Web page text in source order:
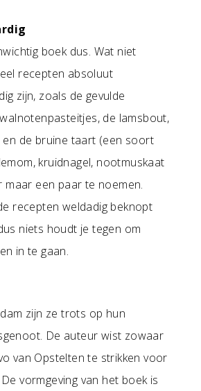
boek dus. Wat niet
recepten absoluut
zijn, zoals de gevulde
de lamsbout,
de bruine taart (een soort
kruidnagel, nootmuskaat
maar een paar te noemen.
recepten weldadig beknopt
niets houdt je tegen om
in te gaan.
zijn ze trots op hun
De auteur wist zowaar
van Opstelten te strikken voor
vormgeving van het boek is